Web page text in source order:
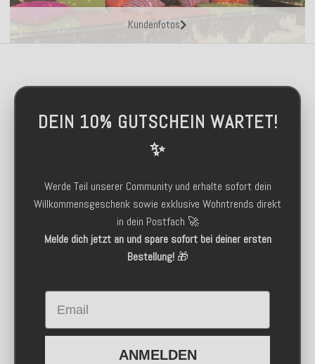
Kundenfotos
DEIN 10% GUTSCHEIN WARTET!
✨
Werde Teil unserer Community und erhalte sofort dein
Willkommensgeschenk sowie exklusive Wohntrends direkt
in dein Postfach 🚀
Melde dich jetzt an und spare sofort bei deiner ersten
Bestellung!🎁
Email
ANMELDEN